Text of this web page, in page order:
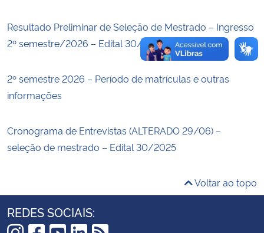
Advocacia-Geral da União
Resultado Preliminar de Seleção de Mestrado – Ingresso
2º semestre/2026 – Edital 30/2025
2º semestre 2026 – Período de matrículas e outras
informações
Cronograma de Entrevistas (ALTERADO 29/06) –
seleção de mestrado – Edital 30/2025
Voltar ao topo
REDES SOCIAIS: